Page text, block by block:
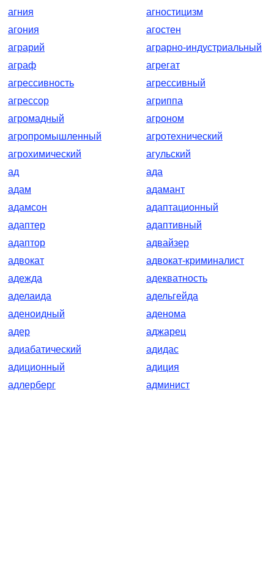
агния
агностицизм
агония
агостен
аграрий
аграрно-индустриальный
аграф
агрегат
агрессивность
агрессивный
агрессор
агриппа
агромадный
агроном
агропромышленный
агротехнический
агрохимический
агульский
ад
ада
адам
адамант
адамсон
адаптационный
адаптер
адаптивный
адаптор
адвайзер
адвокат
адвокат-криминалист
адежда
адекватность
аделаида
адельгейда
аденоидный
аденома
адер
аджарец
адиабатический
адидас
адиционный
адиция
адлерберг
админист